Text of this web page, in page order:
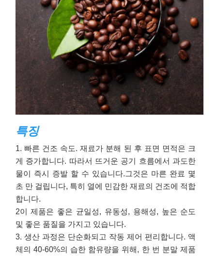
특징
1. 빠른 건조 속도. 재료가 분해 된 후 표면 면적은 크
게 증가합니다. 따라서 뜨거운 공기 흐름에서 과도한
물이 즉시 증발 할 수 있습니다.그것은 마른 완료 몇
초 만 걸립니다, 특히 열에 민감한 재료의 건조에 적합
합니다.
2이 제품은 좋은 균일성, 유동성, 용해성, 높은 순도
및 좋은 품질을 가지고 있습니다.
3. 생산 과정은 단순화되고 작동 제어 편리합니다. 액
체의 40-60%의 습한 함유량을 위해, 한 번 분말 제품